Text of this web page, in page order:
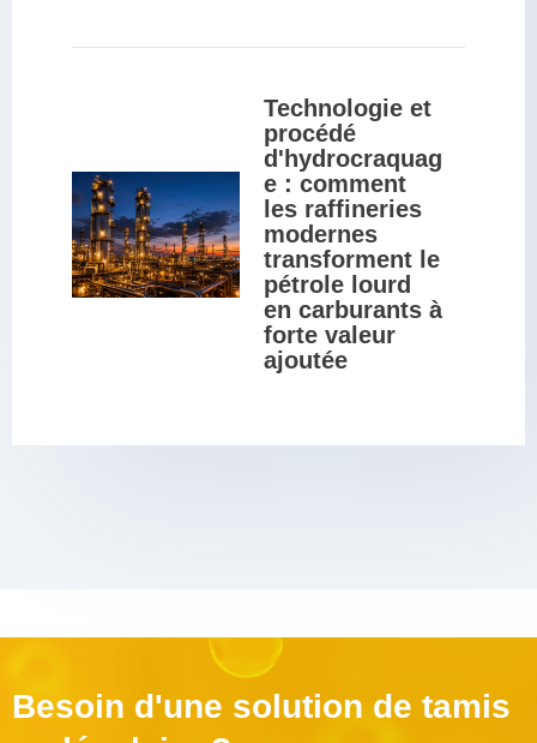
Technologie et
procédé
d'hydrocraquag
e : comment
les raffineries
modernes
transforment le
pétrole lourd
en carburants à
forte valeur
ajoutée
Besoin d'une solution de tamis